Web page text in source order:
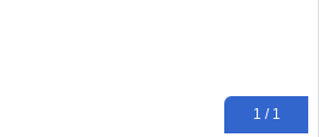
1 / 1